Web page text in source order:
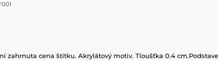
zahrnuta cena štítku. Akrylátový motiv. Tloušťka 0.4